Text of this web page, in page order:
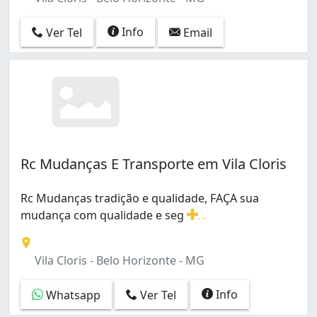
São José (1)
São João Batista (Venda Nova) (1)
São Salvador (2)
Ver Tel Info Email
Rc Mudanças E Transporte em Vila Cloris
Rc Mudanças tradição e qualidade, FAÇA sua
mudança com qualidade e seg
Vila Cloris - Belo Horizonte - MG
Whatsapp Ver Tel Info